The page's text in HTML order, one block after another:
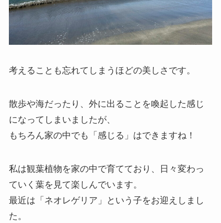
考えることも忘れてしまうほどの美しさです。
散歩や海だったり、外に出ることを喚起した感じ
になってしまいましたが、
もちろん家の中でも「感じる」はできますね！
私は観葉植物を家の中で育てており、日々変わっ
ていく葉を見て楽しんでいます。
最近は「ネオレゲリア」という子をお迎えしまし
た。